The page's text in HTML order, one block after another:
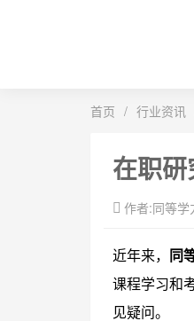
首页 / 行业资讯
在职
作者:同等学
近年来， 同
课程学习和
见疑问。